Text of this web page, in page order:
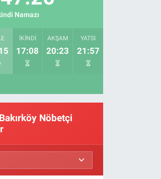
Namazı
İKINDI
17:08
AKŞAM
20:23
YATSI
21:57
Nöbetçi